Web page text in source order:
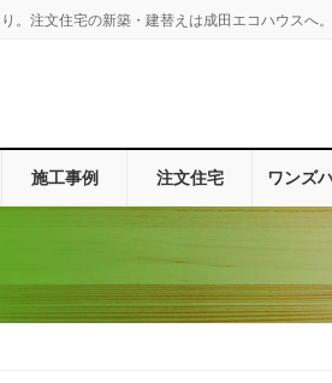
注文住宅の新築・建替えは成田エコハウスへ
施工事例 注文住宅 ワンズ